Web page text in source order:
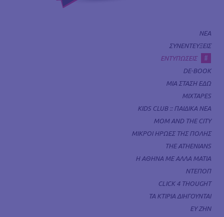
ΝΕΑ
ΣΥΝΕΝΤΕΥΞΕΙΣ
ΕΝΤΥΠΩΣΕΙΣ
#
DE-BOOK
ΜΙΑ ΣΤΑΣΗ ΕΔΩ
MIXTAPES
KIDS CLUB :: ΠΑΙΔΙΚΑ ΝΕΑ
MOM AND THE CITY
ΜΙΚΡΟΙ ΗΡΩΕΣ ΤΗΣ ΠΟΛΗΣ
THE ATHENIANS
Η ΑΘΗΝΑ ΜΕ ΑΛΛΑ ΜΑΤΙΑ
ΝΤΕΠΟΠ
CLICK 4 THOUGHT
ΤΑ ΚΤΙΡΙΑ ΔΙΗΓΟΥΝΤΑΙ
ΕΥ ΖΗΝ